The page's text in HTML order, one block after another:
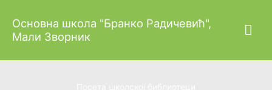
садржај
Основна школа "Бранко Радичевић",
Мали Зворник